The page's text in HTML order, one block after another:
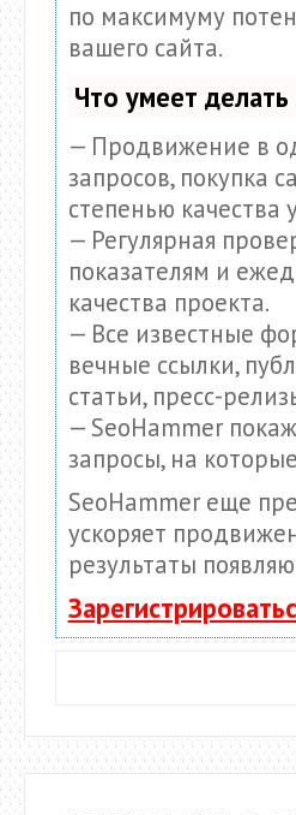
по максимуму
вашего сайта.
Что умеет делать
— Продвижение в
запросов, покупка
степенью качества
— Регулярная
показателям и
качества проекта.
— Все известные
вечные ссылки,
статьи, пресс-
— SeoHammer
запросы, на
SeoHammer еще
ускоряет
результаты